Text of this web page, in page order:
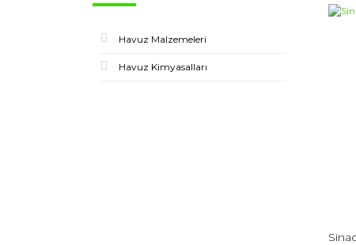
Havuz Malzemeleri
Havuz Kimyasalları